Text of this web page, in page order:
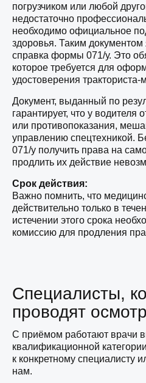
погрузчиком или любой
недостаточно
необходимо официальное
здоровья. Таким
справка формы 071/у. Это
которое требуется для
удостоверения
Документ, выданный по
гарантирует, что у водителя
или противопоказания,
управлению спецтехникой.
071/у получить права на
продлить их действие
Срок действия:
Важно помнить, что
действительно только в
истечении этого срока
комиссию для продления
Cпециалисты,
проводят осмотр
C приёмом работают врачи
квалификационной
к конкретному специалисту
нам.